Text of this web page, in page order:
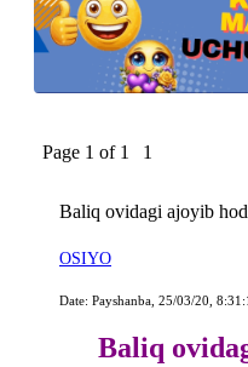
Page 1 of 1 1
Baliq ovidagi ajoyib
OSIYO
Date: Payshanba, 25/03/20,
Baliq